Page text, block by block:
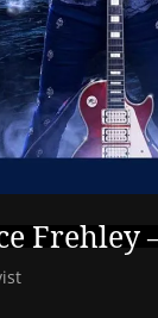
Frehley